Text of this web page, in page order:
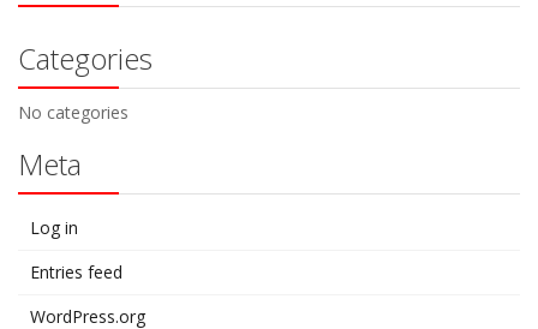
Categories
No categories
Meta
Log in
Entries feed
WordPress.org